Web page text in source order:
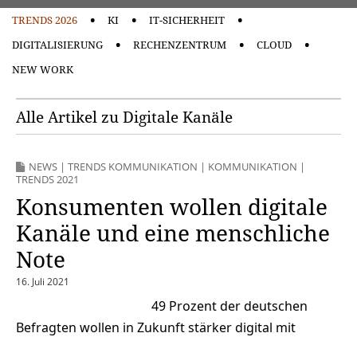
TRENDS 2026 KI
IT-SICHERHEIT
DIGITALISIERUNG
RECHENZENTRUM
CLOUD
NEW WORK
Alle Artikel zu Digitale Kanäle
NEWS | TRENDS KOMMUNIKATION | KOMMUNIKATION |
TRENDS 2021
Konsumenten wollen digitale
Kanäle und eine menschliche
Note
16. Juli 2021
49 Prozent der deutschen
Befragten wollen in Zukunft stärker digital mit